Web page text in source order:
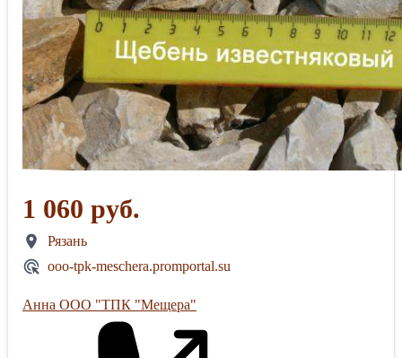
1 060 руб.
Рязань
ooo-tpk-meschera.promportal.su
Анна ООО "ТПК "Мещера"